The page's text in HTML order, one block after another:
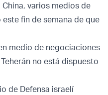
varios medios de
fin de semana de que
medio de negociaciones
no está dispuesto
de Defensa israelí